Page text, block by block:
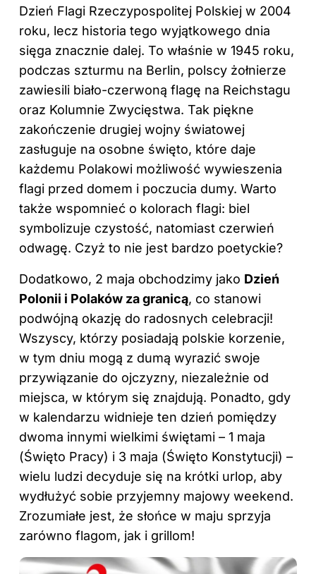
Dzień Flagi Rzeczypospolitej Polskiej w 2004
roku, lecz historia tego wyjątkowego dnia
sięga znacznie dalej. To właśnie w 1945 roku,
podczas szturmu na Berlin, polscy żołnierze
zawiesili biało-czerwoną flagę na Reichstagu
oraz Kolumnie Zwycięstwa. Tak piękne
zakończenie drugiej wojny światowej
zasługuje na osobne święto, które daje
każdemu Polakowi możliwość wywieszenia
flagi przed domem i poczucia dumy. Warto
także wspomnieć o kolorach flagi: biel
symbolizuje czystość, natomiast czerwień
odwagę. Czyż to nie jest bardzo poetyckie?
Dodatkowo, 2 maja obchodzimy jako Dzień
Polonii i Polaków za granicą, co stanowi
podwójną okazję do radosnych celebracji!
Wszyscy, którzy posiadają polskie korzenie,
w tym dniu mogą z dumą wyrazić swoje
przywiązanie do ojczyzny, niezależnie od
miejsca, w którym się znajdują. Ponadto, gdy
w kalendarzu widnieje ten dzień pomiędzy
dwoma innymi wielkimi świętami – 1 maja
(Święto Pracy) i 3 maja (Święto Konstytucji) –
wielu ludzi decyduje się na krótki urlop, aby
wydłużyć sobie przyjemny majowy weekend.
Zrozumiałe jest, że słońce w maju sprzyja
zarówno flagom, jak i grillom!